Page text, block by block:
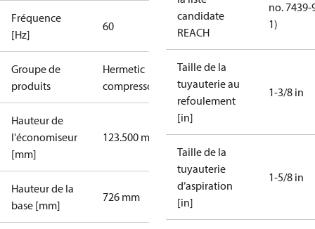
Fréquence
[Hz]
60
Groupe de
produits
Hermetic
compressors
Hauteur de
l'économiseur
[mm]
123.500 mm
Hauteur de la
base [mm]
726 mm
candidate
REACH
no. 7439-
1)
Taille de la
tuyauterie au
refoulement
[in]
1-3/8 in
Taille de la
tuyauterie
d’aspiration
[in]
1-5/8 in